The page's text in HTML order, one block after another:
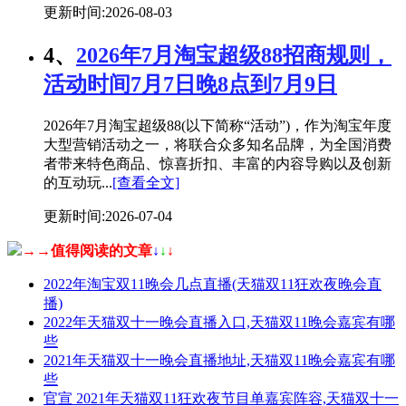
更新时间:2026-08-03
4、 2026年7月淘宝超级88招商规则，
活动时间7月7日晚8点到7月9日
2026年7月淘宝超级88(以下简称“活动”)，作为淘宝年度
大型营销活动之一，将联合众多知名品牌，为全国消费
者带来特色商品、惊喜折扣、丰富的内容导购以及创新
的互动玩...[查看全文]
更新时间:2026-07-04
→→值得阅读的文章↓ ↓ ↓
2022年淘宝双11晚会几点直播(天猫双11狂欢夜晚会直
播)
2022年天猫双十一晚会直播入口,天猫双11晚会嘉宾有哪
些
2021年天猫双十一晚会直播地址,天猫双11晚会嘉宾有哪
些
官宣 2021年天猫双11狂欢夜节目单嘉宾阵容,天猫双十一